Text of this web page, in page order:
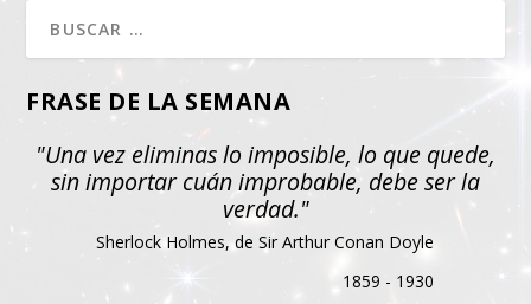
FRASE DE LA SEMANA
"Una vez eliminas lo imposible, lo que quede,
sin importar cuán improbable, debe ser la
verdad."
Sherlock Holmes, de Sir Arthur Conan Doyle
1859 - 1930